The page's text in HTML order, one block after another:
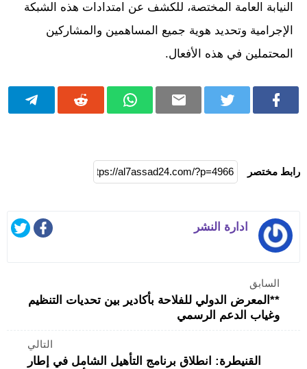
النيابة العامة المختصة، للكشف عن امتدادات هذه الشبكة
الإجرامية وتحديد هوية جميع المساهمين والمشاركين
المحتملين في هذه الأفعال.
رابط مختصر
ادارة النشر
السابق
**المعرض الدولي للفلاحة بأكادير بين تحديات التنظيم
وغياب الدعم الرسمي
التالي
القنيطرة: انطلاق برنامج التأهيل الشامل في إطار